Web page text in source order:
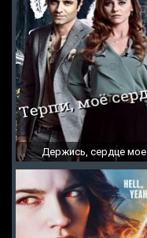
Держись, сердце мое